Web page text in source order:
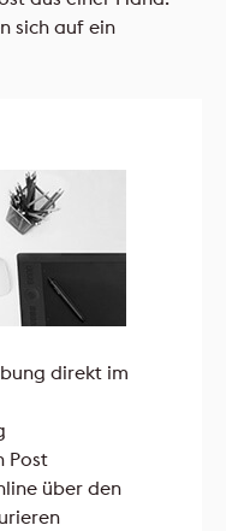
sich auf ein
direkt im
Post
über den